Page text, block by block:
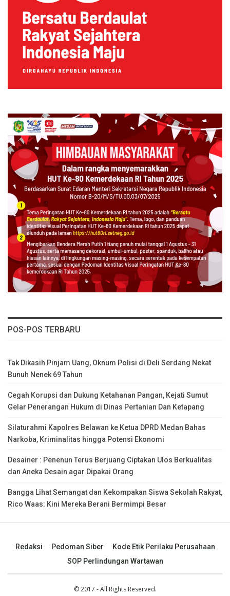
POS-POS TERBARU
Tak Dikasih Pinjam Uang, Oknum Polisi di Deli Serdang Nekat
Bunuh Nenek 69 Tahun
Cegah Korupsi dan Dukung Ketahanan Pangan, Kejati Sumut
Gelar Penerangan Hukum di Dinas Pertanian Dan Ketapang
Silaturahmi Kapolres Belawan ke Ketua DPRD Medan Bahas
Narkoba, Kriminalitas hingga Potensi Ekonomi
Desainer : Penenun Terus Berjuang Ciptakan Ulos Berkualitas
dan Aneka Desain agar Dipakai Orang
Bangga Lihat Semangat dan Kekompakan Siswa Sekolah Rakyat,
Rico Waas: Kini Mereka Berani Bermimpi Besar
Redaksi Pedoman Siber
Kode Etik Perilaku Perusahaan
SOP Perlindungan Wartawan
© 2017 - All Rights Reserved.